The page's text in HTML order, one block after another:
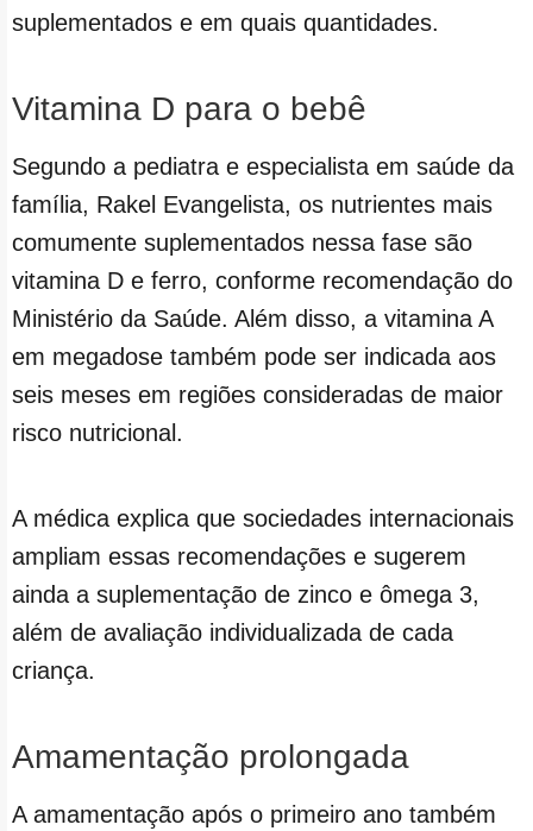
suplementados e em quais quantidades.
Vitamina D para o bebê
Segundo a pediatra e especialista em saúde da
família, Rakel Evangelista, os nutrientes mais
comumente suplementados nessa fase são
vitamina D e ferro, conforme recomendação do
Ministério da Saúde. Além disso, a vitamina A
em megadose também pode ser indicada aos
seis meses em regiões consideradas de maior
risco nutricional.
A médica explica que sociedades internacionais
ampliam essas recomendações e sugerem
ainda a suplementação de zinco e ômega 3,
além de avaliação individualizada de cada
criança.
Amamentação prolongada
A amamentação após o primeiro ano também